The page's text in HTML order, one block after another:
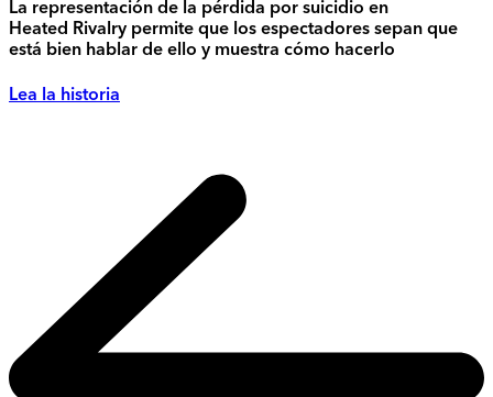
La representación de la pérdida por suicidio en
Heated Rivalry permite que los espectadores sepan que
está bien hablar de ello y muestra cómo hacerlo
Lea la historia